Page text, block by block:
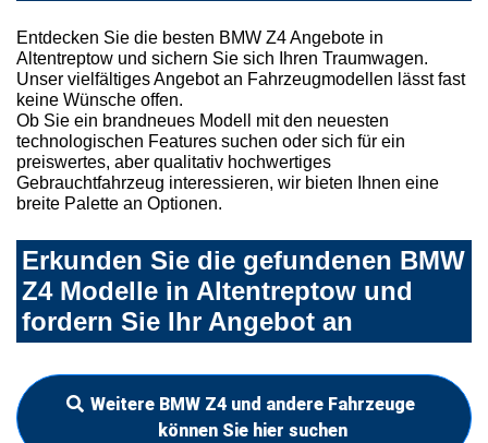
Entdecken Sie die besten BMW Z4 Angebote in
Altentreptow und sichern Sie sich Ihren Traumwagen.
Unser vielfältiges Angebot an Fahrzeugmodellen lässt fast
keine Wünsche offen.
Ob Sie ein brandneues Modell mit den neuesten
technologischen Features suchen oder sich für ein
preiswertes, aber qualitativ hochwertiges
Gebrauchtfahrzeug interessieren, wir bieten Ihnen eine
breite Palette an Optionen.
Erkunden Sie die gefundenen BMW
Z4 Modelle in Altentreptow und
fordern Sie Ihr Angebot an
Weitere BMW Z4 und andere Fahrzeuge
können Sie hier suchen